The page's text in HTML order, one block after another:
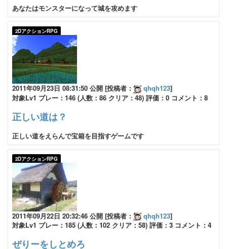
あなたはモンスターになって城を攻めます
2DアクションRPG
2011年09月23日 08:31:50 公開 [投稿者： qhqh123]
対象Lv1 プレー：146 (人数：86 クリア：48) 評価：0 コメント：8
正しい道は？
正しい道をえらんで宝箱を目指すゲームです
2DアクションRPG
2011年09月22日 20:32:46 公開 [投稿者： qhqh123]
対象Lv1 プレー：185 (人数：102 クリア：58) 評価：3 コメント：4
ぜりーをしとめろ